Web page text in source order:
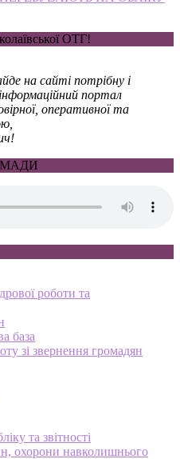
ОТГ!
на сайті потрібну і
портал
оперативної та
роботи та
база
зі звернення громадян
та звітності
охорони навколишнього